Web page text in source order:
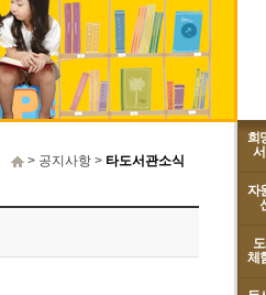
> 공지사항 > 타도서관소식
희
자
체